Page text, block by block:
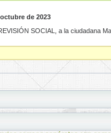
de 2023
SOCIAL, a la ciudadana